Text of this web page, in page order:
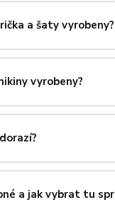
a šaty vyrobeny?
— měkkou na dotek,
praní. Kvalita, kterou
vyrobeny?
a 20 % polyesteru
drží tvar i po
3 pracovních dní.
— zboží tak můžeš
a jak vybrat tu